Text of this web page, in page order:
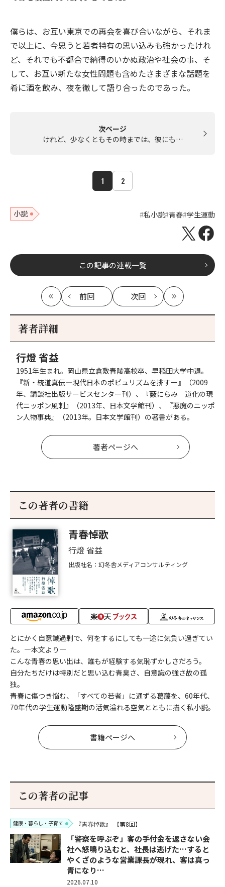
僕らは、お互い東京での再会を喜び合いながら、それま
で以上に、今思うと若者特有の思い込みも強かったけれ
ど、それでも不都合で納得のいかぬ政治や社会の事、そ
して、お互い新たな女性問題も含めたさまざまな話題を
肴に酒を飲み、夜を徹して語り合ったのであった。
次ページ
けれど、少なくともその時までは、彼にも…
1 2
小説 私小説 青春 学生運動
この記事の連載一覧
最
初
前回
記
次回
記
最
新
著者詳細
行燈 省益
1951年生まれ。岡山県立倉敷青陵高校卒、早稲田大学中退。
『新・統道真伝―現代日本のポピュリズムを排すー』（2009
年、講談社出版サービスセンター刊）、『薮にらみ 道化の現
代ニッポン風刺』（2013年、日本文学館刊）、『悪魔のニッポ
ン人物事典』（2013年。日本文学館刊）の著書がある。
著者ページへ
この著者の書籍
青春悼歌
行燈 省益
出版社名：幻冬舎メディアコンサルティング
とにかく自意識過剰で、何をするにしても一途に気負い過ぎてい
た。―本文より―
こんな青春の思い出は、誰もが経験する気恥ずかしさだろう。
自分たちだけは特別だと思い込む青臭さ、自意識の強さ故の孤
独。
青春に傷つき悩む、「すべての若者」に通ずる葛藤を、60年代、
70年代の学生運動隆盛期の活気溢れる空気とともに描く私小説。
書籍ページへ
この著者の記事
健康・暮らし・子育て 『青春悼歌』 【第8回】
「警察を呼ぶぞ」客の手付金を返さない会
社へ怒鳴り込むと、社長は逃げた…すると
やくざのような営業課長が現れ、客は真っ
青になり…
2026.07.10